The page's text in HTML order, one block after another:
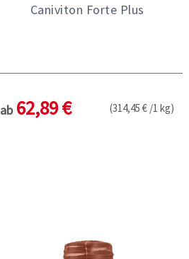
Caniviton Forte Plus
ab 62,89 € (314,45 € /1 kg)